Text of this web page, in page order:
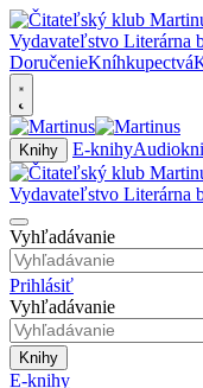
DoručenieKníhkupectvá
Knihy E-knihy
Vyhľadávanie
Prihlásiť
Vyhľadávanie
Knihy
E-knihy